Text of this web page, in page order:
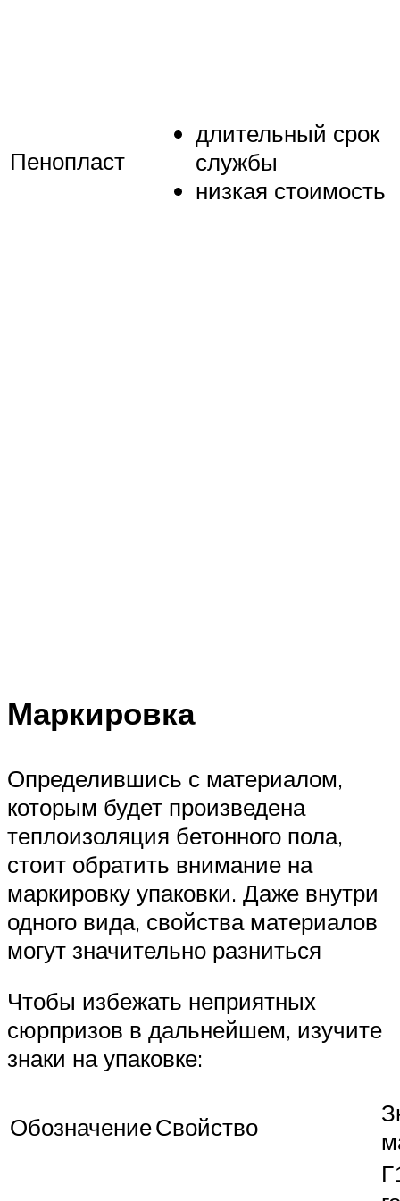
Пенопласт
длительный срок
службы
низкая стоимость
Маркировка
Определившись с материалом,
которым будет произведена
теплоизоляция бетонного пола,
стоит обратить внимание на
маркировку упаковки. Даже внутри
одного вида, свойства материалов
могут значительно разниться
Чтобы избежать неприятных
сюрпризов в дальнейшем, изучите
знаки на упаковке:
ОбозначениеСвойство